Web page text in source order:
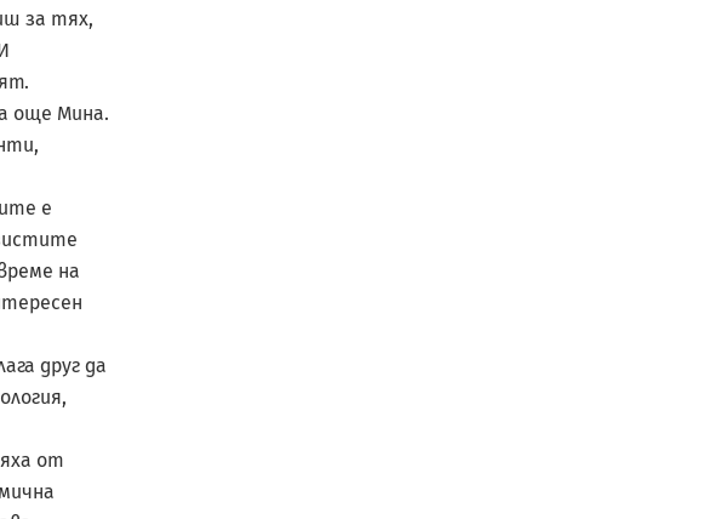
за тях,
още Мина.
е
на
друг да
от